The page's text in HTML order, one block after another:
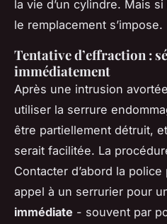
la vie d’un cylindre. Mais
le remplacement s’impose.
Tentative d’effraction :
immédiatement
Après une intrusion
utiliser la serrure
être partiellement détruit,
serait facilitée. La
Contacter d’abord la
appel à un serrurier pour
immédiate - souvent par